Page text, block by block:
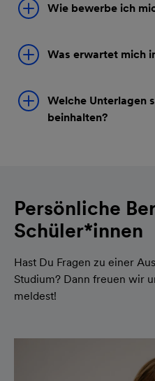
Wie bewerbe ich
Was erwartet mich
Welche Unterlagen
beinhalten?
Persönliche
Schüler*innen
Hast Du Fragen zu einer
Studium? Dann freuen wir
meldest!